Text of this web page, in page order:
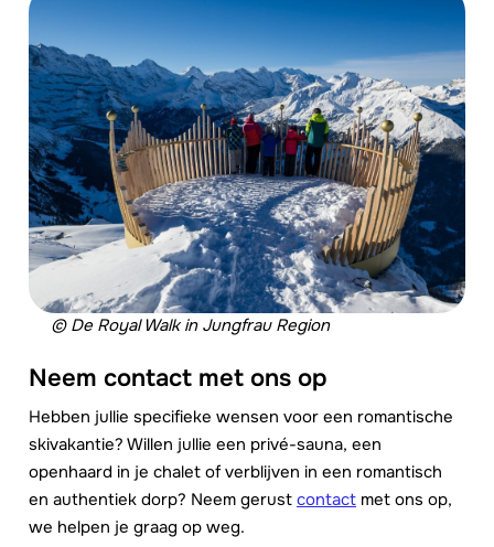
© De Royal Walk in Jungfrau Region
Neem contact met ons op
Hebben jullie specifieke wensen voor een romantische
skivakantie? Willen jullie een privé-sauna, een
openhaard in je chalet of verblijven in een romantisch
en authentiek dorp? Neem gerust contact met ons op,
we helpen je graag op weg.